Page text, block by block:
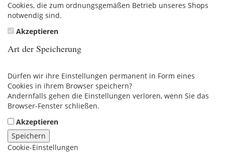
Cookies, die zum ordnungsgemäßen Betrieb unseres Shops
notwendig sind.
Akzeptieren
Art der Speicherung
Dürfen wir ihre Einstellungen permanent in Form eines
Cookies in ihrem Browser speichern?
Andernfalls gehen die Einstellungen verloren, wenn Sie das
Browser-Fenster schließen.
Akzeptieren
Speichern
Cookie-Einstellungen